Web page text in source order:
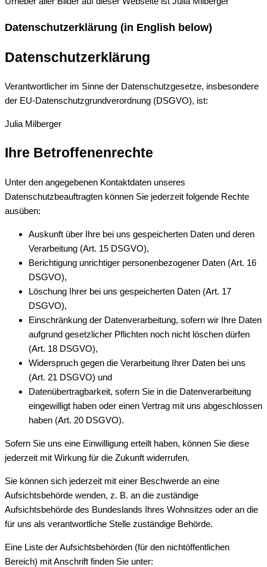
Datenschutzerklärung (in English below)
Datenschutzerklärung
Verantwortlicher im Sinne der Datenschutzgesetze, insbesondere
der EU-Datenschutzgrundverordnung (DSGVO), ist:
Julia Milberger
Ihre Betroffenenrechte
Unter den angegebenen Kontaktdaten unseres
Datenschutzbeauftragten können Sie jederzeit folgende Rechte
ausüben:
Auskunft über Ihre bei uns gespeicherten Daten und deren
Verarbeitung (Art. 15 DSGVO),
Berichtigung unrichtiger personenbezogener Daten (Art. 16
DSGVO),
Löschung Ihrer bei uns gespeicherten Daten (Art. 17
DSGVO),
Einschränkung der Datenverarbeitung, sofern wir Ihre Daten
aufgrund gesetzlicher Pflichten noch nicht löschen dürfen
(Art. 18 DSGVO),
Widerspruch gegen die Verarbeitung Ihrer Daten bei uns
(Art. 21 DSGVO) und
Datenübertragbarkeit, sofern Sie in die Datenverarbeitung
eingewilligt haben oder einen Vertrag mit uns abgeschlossen
haben (Art. 20 DSGVO).
Sofern Sie uns eine Einwilligung erteilt haben, können Sie diese
jederzeit mit Wirkung für die Zukunft widerrufen.
Sie können sich jederzeit mit einer Beschwerde an eine
Aufsichtsbehörde wenden, z. B. an die zuständige
Aufsichtsbehörde des Bundeslands Ihres Wohnsitzes oder an die
für uns als verantwortliche Stelle zuständige Behörde.
Eine Liste der Aufsichtsbehörden (für den nichtöffentlichen
Bereich) mit Anschrift finden Sie unter: